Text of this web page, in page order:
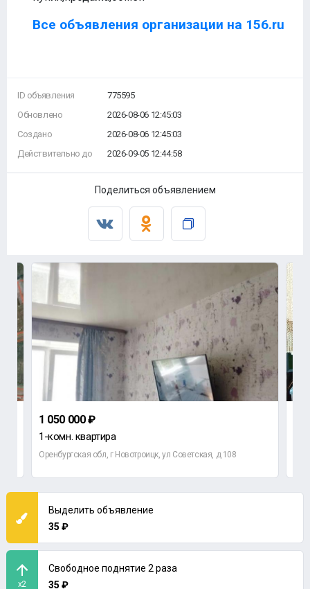
Все объявления организации на 156.ru
ID объявления
Обновлено
Создано
Действительно до
775595
2026-08-06 12:45:03
2026-08-06 12:45:03
2026-09-05 12:44:58
Поделиться объявлением
1 050 000 ₽
1-комн. квартира
Оренбургская обл, г Новотроицк, ул Советская, д 108
Выделить объявление
35 ₽
x2
Свободное поднятие 2 раза
35 ₽